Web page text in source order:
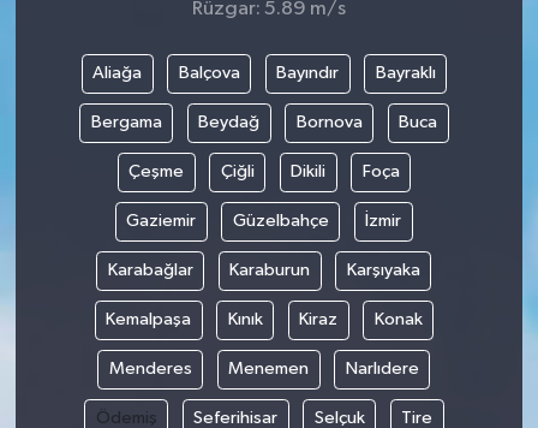
Rüzgar: 5.89 m/s
Aliağa Balçova Bayındır Bayraklı
Bergama Beydağ Bornova Buca
Çeşme Çiğli Dikili Foça
Gaziemir Güzelbahçe İzmir
Karabağlar Karaburun Karşıyaka
Kemalpaşa Kınık Kiraz Konak
Menderes Menemen Narlıdere
Ödemiş Seferihisar Selçuk Tire